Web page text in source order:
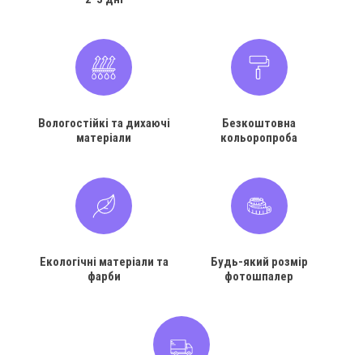
Вологостійкі та дихаючі
матеріали
Безкоштовна
кольоропроба
Екологічні матеріали та
фарби
Будь-який розмір
фотошпалер